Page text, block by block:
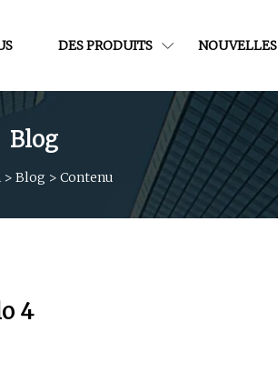
DES PRODUITS NOUVELLES
Blog
> Blog > Contenu
4